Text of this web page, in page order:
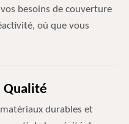
besoins de couverture
où que vous
Qualité
durables et